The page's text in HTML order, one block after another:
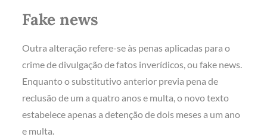
Fake news
Outra alteração refere-se às penas aplicadas para o
crime de divulgação de fatos inverídicos, ou fake news.
Enquanto o substitutivo anterior previa pena de
reclusão de um a quatro anos e multa, o novo texto
estabelece apenas a detenção de dois meses a um ano
e multa.